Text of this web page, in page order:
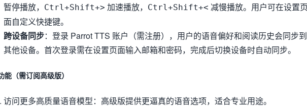
暂停播放， Ctrl+Shift+> 加速播放， Ctrl+Shift+< 减慢播放。用户可在设置
面自定义快捷键。
跨设备同步：登录 Parrot TTS 账户（需注册），用户的语音偏好和阅读历史会同步到
其他设备。首次登录需在设置页面输入邮箱和密码，完成后切换设备时自动同步。
能（需订阅高级版）
访问更多高质量语音模型：高级版提供更逼真的语音选项，适合专业用途。